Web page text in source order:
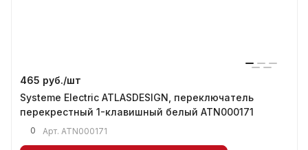
465 руб./шт
Systeme Electric ATLASDESIGN, переключатель
перекрестный 1-клавишный белый ATN000171
0 Арт. ATN000171